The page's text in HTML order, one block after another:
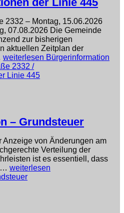
2332 – Montag, 15.06.2026
07.08.2026 Die Gemeinde
zur bisherigen
aktuellen Zeitplan der
weiterlesen Bürgerinformation
2332 /
Linie 445
– Grundsteuer
Anzeige von Änderungen am
Verteilung der
ist es essentiell, dass
weiterlesen